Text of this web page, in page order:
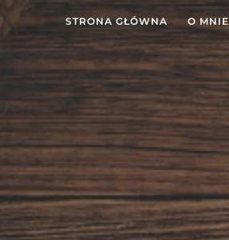
STRONA GŁÓWNA O MNIE